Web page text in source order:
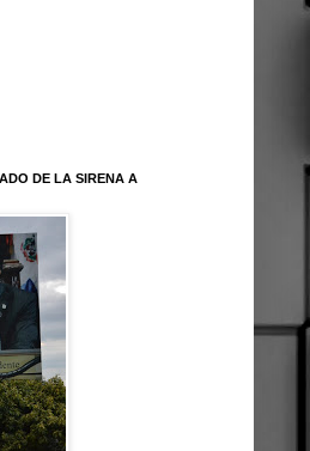
DE LA SIRENA A